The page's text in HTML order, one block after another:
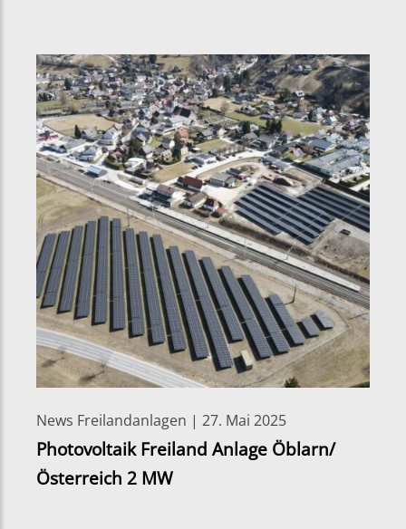
News Freilandanlagen | 27. Mai 2025
Photovoltaik Freiland Anlage Öblarn/
Österreich 2 MW